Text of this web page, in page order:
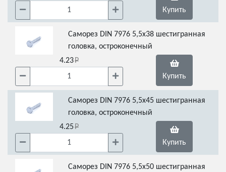
Купить
Саморез DIN 7976 5,5х38 шестигранная
головка, остроконечный
4.23
Купить
Саморез DIN 7976 5,5х45 шестигранная
головка, остроконечный
4.25
Купить
Саморез DIN 7976 5,5х50 шестигранная